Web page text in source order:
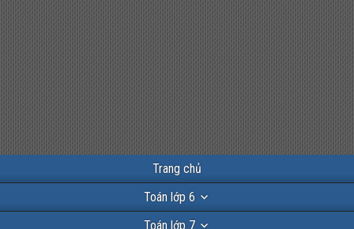
Trang chủ
Toán lớp 6
Toán lớp 7